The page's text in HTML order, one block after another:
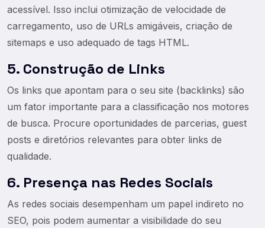
acessível. Isso inclui otimização de velocidade de
carregamento, uso de URLs amigáveis, criação de
sitemaps e uso adequado de tags HTML.
5. Construção de Links
Os links que apontam para o seu site (backlinks) são
um fator importante para a classificação nos motores
de busca. Procure oportunidades de parcerias, guest
posts e diretórios relevantes para obter links de
qualidade.
6. Presença nas Redes Sociais
As redes sociais desempenham um papel indireto no
SEO, pois podem aumentar a visibilidade do seu